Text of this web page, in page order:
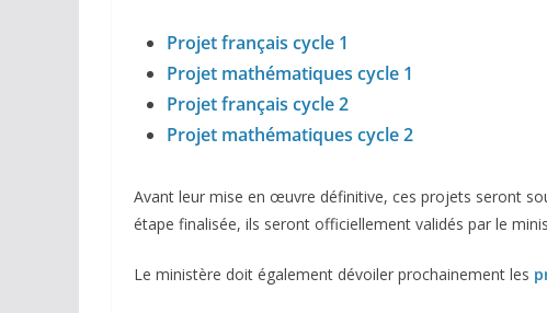
Projet français cycle 1
Projet mathématiques cycle 1
Projet français cycle 2
Projet mathématiques cycle 2
Avant leur mise en œuvre définitive, ces projets seront
étape finalisée, ils seront officiellement validés par le
Le ministère doit également dévoiler prochainement les